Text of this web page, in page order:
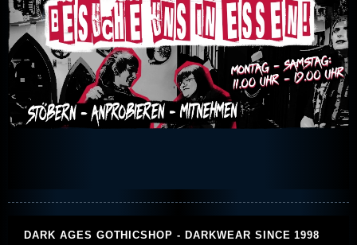
DARK AGES GOTHICSHOP - DARKWEAR SINCE 1998